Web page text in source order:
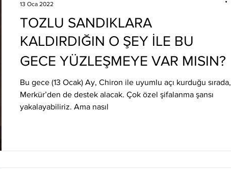
TOZLU SANDIKLARA
KALDIRDIĞIN O ŞEY İLE BU
GECE YÜZLEŞMEYE VAR MISIN?
Bu gece (13 Ocak) Ay, Chiron ile uyumlu açı kurduğu sırada,
Merkür’den de destek alacak. Çok özel şifalanma şansı
yakalayabiliriz. Ama nasıl
13 Oca 2022